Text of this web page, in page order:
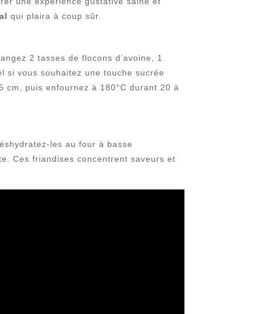
qui plaira à coup sûr.
2 tasses de flocons d’avoine, 1
si vous souhaitez une touche sucrée
puis enfournez à 180°C durant 20 à
les au four à basse
Ces friandises concentrent saveurs et